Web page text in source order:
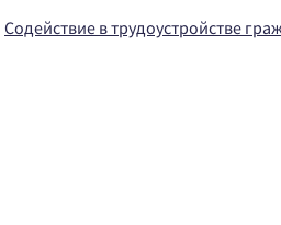
Содействие в трудоустройстве